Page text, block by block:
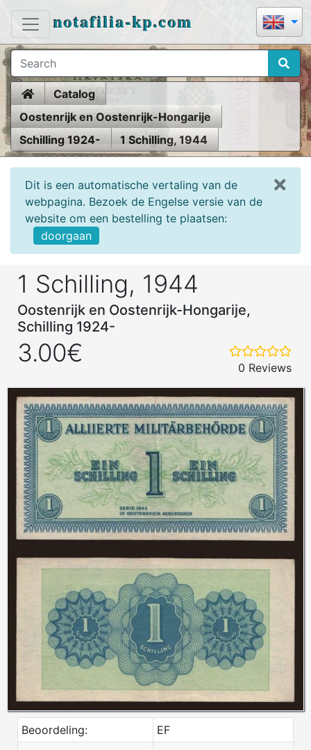
notafilia-kp.com
HomeCatalog
Oostenrijk en Oostenrijk-Hongarije
Schilling 1924-
1 Schilling, 1944
Dit is een automatische vertaling van de
webpagina. Bezoek de Engelse versie van de
website om een bestelling te plaatsen:
doorgaan
1 Schilling, 1944
Oostenrijk en Oostenrijk-Hongarije,
Schilling 1924-
3.00€
0 Reviews
Beoordeling:
EF